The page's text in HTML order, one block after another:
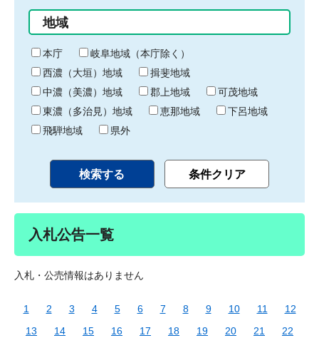
始
り
間
終
わ
り
地域
本庁
岐阜地域（本庁除く）
西濃（大垣）地域
揖斐地域
中濃（美濃）地域
郡上地域
可茂地域
東濃（多治見）地域
恵那地域
下呂地域
飛騨地域
県外
入札公告一覧
入札・公売情報はありません
1 2 3 4 5 6 7 8 9 10 11
12
13
14 15 16 17 18 19 20 21
22